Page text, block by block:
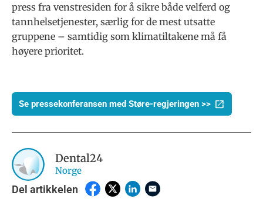
press fra venstresiden for å sikre både velferd og
tannhelsetjenester, særlig for de mest utsatte
gruppene – samtidig som klimatiltakene må få
høyere prioritet.
Se pressekonferansen med Støre-regjeringen >>
Dental24
Norge
Del artikkelen